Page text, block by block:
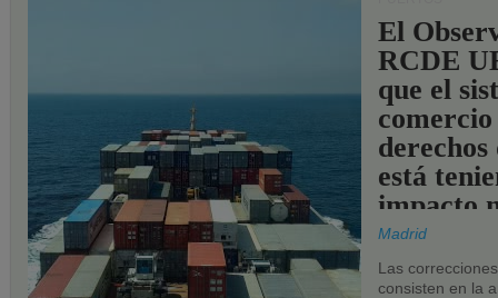
El
RCDE
que el
comercio
derechos
está
impacto
los
UE.
Madrid
Las
consisten en la